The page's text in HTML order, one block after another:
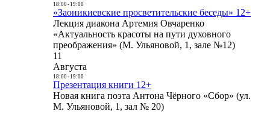
18:00- 19:00
«Заоникиевские просветительские беседы» 12+
Лекция диакона Артемия Овчаренко
«Актуальность красоты на пути духовного
преображения» (М. Ульяновой, 1, зале №12)
11
Августа
18:00- 19:00
Презентация книги 12+
Новая книга поэта Антона Чёрного «Сбор» (ул.
М. Ульяновой, 1, зал № 20)